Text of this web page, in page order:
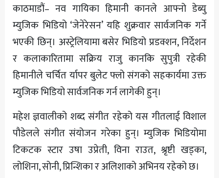
काठमाडौं– नव गायिका हिमानी कानले आफ्नो डेब्यु
म्युजिक भिडियो ‘जेनेरेसन’ यहि शुक्रवार सार्वजनिक गर्ने
भएकी छिन्। अस्ट्रेलियामा बसेर भिडियो प्रडक्शन, निर्देशन
र कलाकारितामा सक्रिय राजु कानकि सुपुत्री रहेकी
हिमानीले चर्चित र्यापर बुलेट फ्लो संगको सहकार्यमा उक्त
म्युजिक भिडियो सार्वजनिक गर्न लागेकी हुन्।
महेश ज्ञवालीको शब्द संगीत रहेको यस गीतलाई विशाल
पौडेलले संगीत संयोजन गरेका हुन्। म्युजिक भिडियोमा
टिकटक स्टार उषा उप्रेती, विना राउत, श्रृष्टी खड्का,
लोशिना, सोनी, प्रिन्शिका र अलिशाको अभिनय रहेको छ।